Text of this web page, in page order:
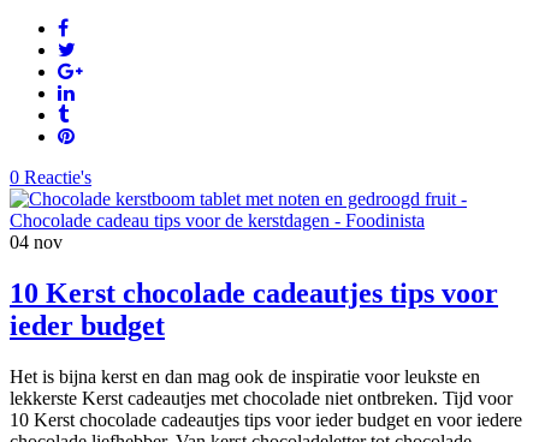
0 Reactie's
04 nov
10 Kerst chocolade cadeautjes tips voor
ieder budget
Het is bijna kerst en dan mag ook de inspiratie voor leukste en
lekkerste Kerst cadeautjes met chocolade niet ontbreken. Tijd voor
10 Kerst chocolade cadeautjes tips voor ieder budget en voor iedere